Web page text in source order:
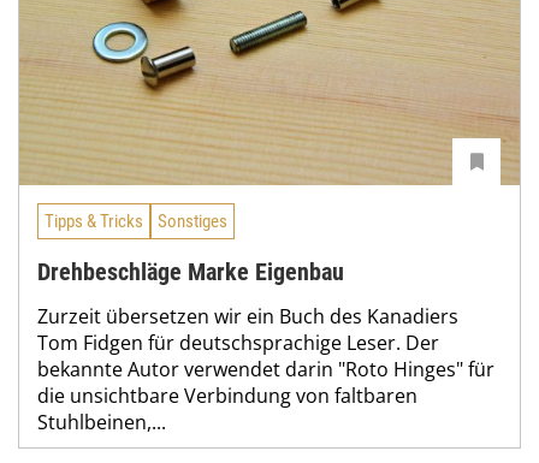
Tipps & Tricks Sonstiges
Drehbeschläge Marke Eigenbau
Zurzeit übersetzen wir ein Buch des Kanadiers
Tom Fidgen für deutschsprachige Leser. Der
bekannte Autor verwendet darin "Roto Hinges" für
die unsichtbare Verbindung von faltbaren
Stuhlbeinen,...